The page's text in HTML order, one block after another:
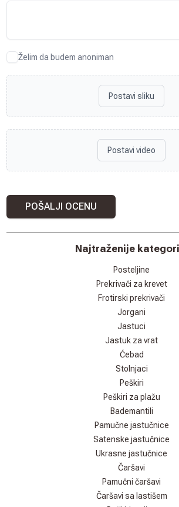
Želim da budem anoniman
Postavi sliku
Postavi video
POŠALJI OCENU
Najtraženije
Posteljine
Prekrivači za krevet
Frotirski prekrivači
Jorgani
Jastuci
Jastuk za vrat
Ćebad
Stolnjaci
Peškiri
Peškiri za plažu
Bademantili
Pamučne jastučnice
Satenske jastučnice
Ukrasne jastučnice
Čaršavi
Pamučni čaršavi
Čaršavi sa lastišem